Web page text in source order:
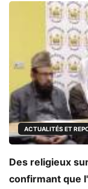
ACTUALITÉS ET
Des religieux
confirmant que